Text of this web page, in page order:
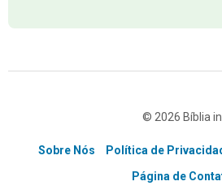
© 2026 Bíblia in
Sobre Nós Política de
Página de